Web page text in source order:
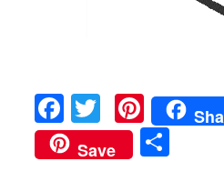
F
a
c
T
w
it
Pi
n
te
Save